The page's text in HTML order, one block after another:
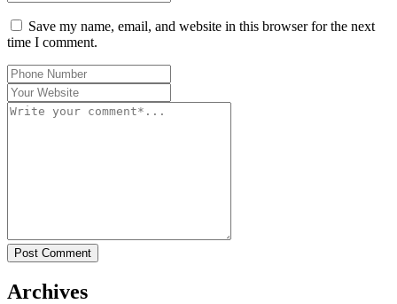
Save my name, email, and website in this browser for the next
time I comment.
Post Comment
Archives